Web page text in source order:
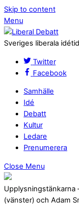
Skip to content
Menu
Sveriges liberala
Twitter
Facebook
Samhälle
Idé
Debatt
Kultur
Ledare
Prenumerera
Close Menu
Upplysningstänkarna
(vänster) och Adam